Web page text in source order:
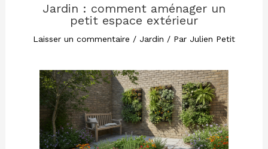
Jardin : comment aménager un
petit espace extérieur
Laisser un commentaire / Jardin / Par Julien Petit